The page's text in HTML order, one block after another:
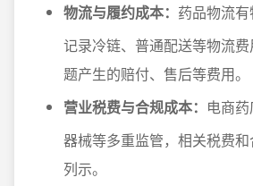
物流与履约成本： 药品物流
记录冷链、普通配送等物流
题产生的赔付、售后等费用。
营业税费与合规成本： 电商
器械等多重监管，相关税费
列示。